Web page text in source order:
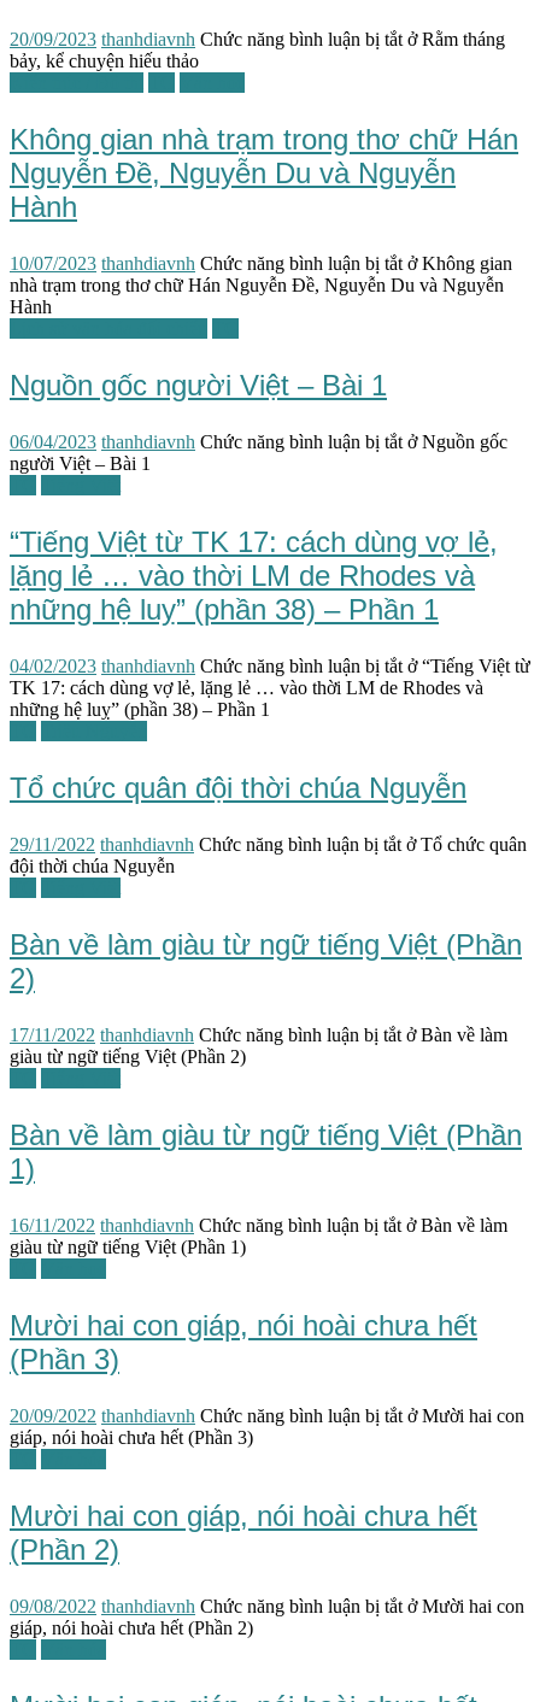
20/09/2023 thanhdiavnh Chức năng bình luận bị tắt ở Rằm tháng
bảy, kể chuyện hiếu thảo
Không gian nhà trạm trong thơ chữ Hán
Nguyễn Đề, Nguyễn Du và Nguyễn
Hành
10/07/2023 thanhdiavnh Chức năng bình luận bị tắt ở Không gian
nhà trạm trong thơ chữ Hán Nguyễn Đề, Nguyễn Du và Nguyễn
Hành
Nguồn gốc người Việt – Bài 1
06/04/2023 thanhdiavnh Chức năng bình luận bị tắt ở Nguồn gốc
người Việt – Bài 1
“Tiếng Việt từ TK 17: cách dùng vợ lẻ,
lặng lẻ … vào thời LM de Rhodes và
những hệ luỵ” (phần 38) – Phần 1
04/02/2023 thanhdiavnh Chức năng bình luận bị tắt ở “Tiếng Việt từ
TK 17: cách dùng vợ lẻ, lặng lẻ … vào thời LM de Rhodes và
những hệ luỵ” (phần 38) – Phần 1
Tổ chức quân đội thời chúa Nguyễn
29/11/2022 thanhdiavnh Chức năng bình luận bị tắt ở Tổ chức quân
đội thời chúa Nguyễn
Bàn về làm giàu từ ngữ tiếng Việt (Phần
2)
17/11/2022 thanhdiavnh Chức năng bình luận bị tắt ở Bàn về làm
giàu từ ngữ tiếng Việt (Phần 2)
Bàn về làm giàu từ ngữ tiếng Việt (Phần
1)
16/11/2022 thanhdiavnh Chức năng bình luận bị tắt ở Bàn về làm
giàu từ ngữ tiếng Việt (Phần 1)
Mười hai con giáp, nói hoài chưa hết
(Phần 3)
20/09/2022 thanhdiavnh Chức năng bình luận bị tắt ở Mười hai con
giáp, nói hoài chưa hết (Phần 3)
Mười hai con giáp, nói hoài chưa hết
(Phần 2)
09/08/2022 thanhdiavnh Chức năng bình luận bị tắt ở Mười hai con
giáp, nói hoài chưa hết (Phần 2)